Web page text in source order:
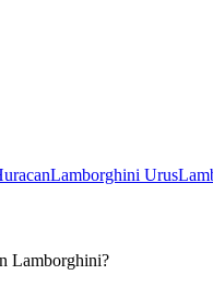
Lamborghini Urus
Lamborghini?